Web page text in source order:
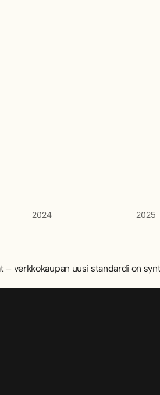
2024 2025
– verkkokaupan uusi standardi on